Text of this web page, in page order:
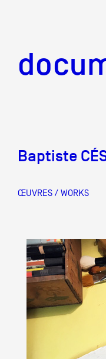
Baptiste
ŒUVRES / WORKS